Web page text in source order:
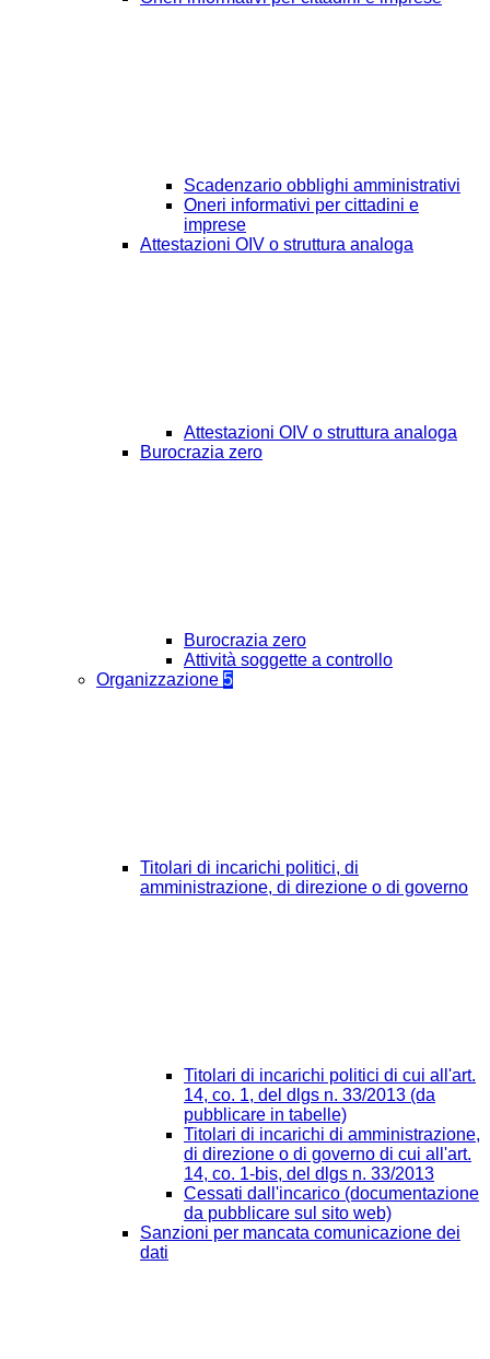
Scadenzario obblighi amministrativi
Oneri informativi per cittadini e
imprese
Attestazioni OIV o struttura analoga
Attestazioni OIV o struttura analoga
Burocrazia zero
Burocrazia zero
Attività soggette a controllo
Organizzazione 5
Titolari di incarichi politici, di
amministrazione, di direzione o di governo
Titolari di incarichi politici di cui all'art.
14, co. 1, del dlgs n. 33/2013 (da
pubblicare in tabelle)
Titolari di incarichi di amministrazione,
di direzione o di governo di cui all'art.
14, co. 1-bis, del dlgs n. 33/2013
Cessati dall'incarico (documentazione
da pubblicare sul sito web)
Sanzioni per mancata comunicazione dei
dati